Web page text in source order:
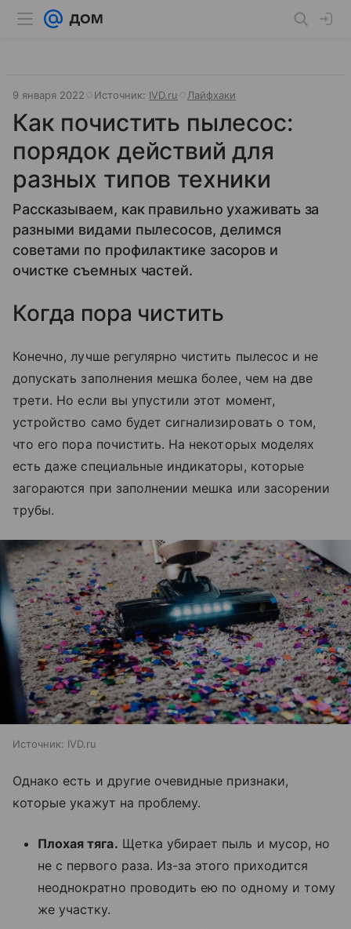
9 января 2022 Источник: IVD.ru Лайфхаки
Как почистить пылесос:
порядок действий для
разных типов техники
Рассказываем, как правильно ухаживать за
разными видами пылесосов, делимся
советами по профилактике засоров и
очистке съемных частей.
Когда пора чистить
Конечно, лучше регулярно чистить пылесос и не
допускать заполнения мешка более, чем на две
трети. Но если вы упустили этот момент,
устройство само будет сигнализировать о том,
что его пора почистить. На некоторых моделях
есть даже специальные индикаторы, которые
загораются при заполнении мешка или засорении
трубы.
Источник: IVD.ru
Однако есть и другие очевидные признаки,
которые укажут на проблему.
Плохая тяга. Щетка убирает пыль и мусор, но
не с первого раза. Из-за этого приходится
неоднократно проводить ею по одному и тому
же участку.